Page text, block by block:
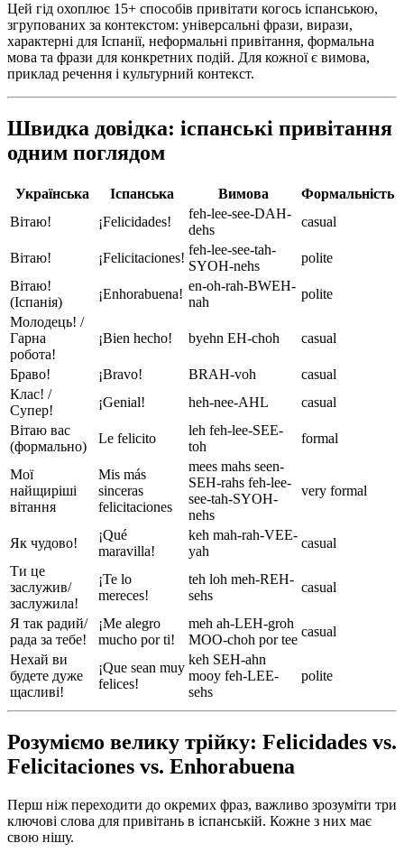
Цей гід охоплює 15+ способів привітати когось іспанською,
згрупованих за контекстом: універсальні фрази, вирази,
характерні для Іспанії, неформальні привітання, формальна
мова та фрази для конкретних подій. Для кожної є вимова,
приклад речення і культурний контекст.
Швидка довідка: іспанські привітання
одним поглядом
Українська Іспанська Вимова
Формальність
Вітаю!
¡Felicidades!
feh-lee-see-DAH-
dehs
casual
Вітаю! ¡Felicitaciones!
feh-lee-see-tah-
SYOH-nehs
polite
Вітаю!
(Іспанія)
¡Enhorabuena!
en-oh-rah-BWEH-
nah
polite
Молодець! /
Гарна
робота!
¡Bien hecho! byehn EH-choh casual
Браво! ¡Bravo! BRAH-voh
casual
Клас! /
Супер!
¡Genial! heh-nee-AHL
casual
Вітаю вас
(формально)
Le felicito
leh feh-lee-SEE-
toh
formal
Мої
найщиріші
вітання
Mis más
sinceras
felicitaciones
mees mahs seen-
SEH-rahs feh-lee-
see-tah-SYOH-
nehs
very formal
Як чудово!
¡Qué
maravilla!
keh mah-rah-VEE-
yah
casual
Ти це
заслужив/
заслужила!
¡Te lo
mereces!
teh loh meh-REH-
sehs
casual
Я так радий/
рада за тебе!
¡Me alegro
mucho por ti!
meh ah-LEH-groh
MOO-choh por tee
casual
Нехай ви
будете дуже
щасливі!
¡Que sean muy
felices!
keh SEH-ahn
mooy feh-LEE-
sehs
polite
Розуміємо велику трійку: Felicidades vs.
Felicitaciones vs. Enhorabuena
Перш ніж переходити до окремих фраз, важливо зрозуміти три
ключові слова для привітань в іспанській. Кожне з них має
свою нішу.